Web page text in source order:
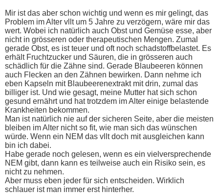
Mir ist das aber schon wichtig und wenn es mir gelingt, das
Problem im Alter vllt um 5 Jahre zu verzögern, wäre mir das
wert. Wobei ich natürlich auch Obst und Gemüse esse, aber
nicht in grösseren oder therapeutischen Mengen. Zumal
gerade Obst, es ist teuer und oft noch schadstoffbelastet. Es
erhält Fruchtzucker und Säuren, die in grösseren auch
schädlich für die Zähne sind. Gerade Blaubeeren können
auch Flecken an den Zähnen bewirken. Dann nehme ich
eben Kapseln mit Blaubeerenextrakt mit drin, zumal das
billiger ist. Und wie gesagt, meine Mutter hat sich schon
gesund ernährt und hat trotzdem im Alter einige belastende
Krankheiten bekommen.
Man ist natürlich nie auf der sicheren Seite, aber die meisten
bleiben im Alter nicht so fit, wie man sich das wünschen
würde. Wenn ein NEM das vllt doch mit ausgleichen kann
bin ich dabei.
Habe gerade noch gelesen, wenn es ein vielversprechende
NEM gibt, dann kann es teilweise auch ein Risiko sein, es
nicht zu nehmen.
Aber muss eben jeder für sich entscheiden. Wirklich
schlauer ist man immer erst hinterher.